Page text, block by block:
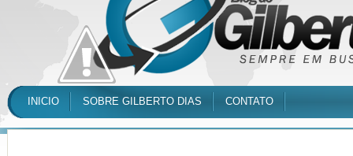
INICIO SOBRE GILBERTO DIAS CONTATO